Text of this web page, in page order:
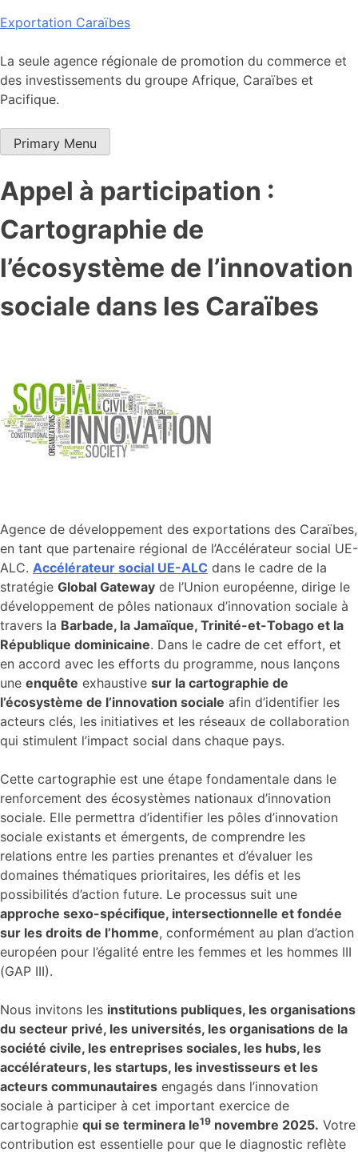
Skip
content
Exportation Caraïbes
La seule agence régionale de promotion du commerce et
des investissements du groupe Afrique, Caraïbes et
Pacifique.
Primary Menu
Appel à participation :
Cartographie de
l’écosystème de l’innovation
sociale dans les Caraïbes
Agence de développement des exportations des Caraïbes,
en tant que partenaire régional de l’Accélérateur social UE-
ALC. Accélérateur social UE-ALC dans le cadre de la
stratégie Global Gateway de l’Union européenne, dirige le
développement de pôles nationaux d’innovation sociale à
travers la Barbade, la Jamaïque, Trinité-et-Tobago et la
République dominicaine. Dans le cadre de cet effort, et
en accord avec les efforts du programme, nous lançons
une enquête exhaustive sur la cartographie de
l’écosystème de l’innovation sociale afin d’identifier les
acteurs clés, les initiatives et les réseaux de collaboration
qui stimulent l’impact social dans chaque pays.
Cette cartographie est une étape fondamentale dans le
renforcement des écosystèmes nationaux d’innovation
sociale. Elle permettra d’identifier les pôles d’innovation
sociale existants et émergents, de comprendre les
relations entre les parties prenantes et d’évaluer les
domaines thématiques prioritaires, les défis et les
possibilités d’action future. Le processus suit une
approche sexo-spécifique, intersectionnelle et fondée
sur les droits de l’homme, conformément au plan d’action
européen pour l’égalité entre les femmes et les hommes III
(GAP III).
Nous invitons les institutions publiques, les organisations
du secteur privé, les universités, les organisations de la
société civile, les entreprises sociales, les hubs, les
accélérateurs, les startups, les investisseurs et les
acteurs communautaires engagés dans l’innovation
sociale à participer à cet important exercice de
cartographie qui se terminera le19 novembre 2025. Votre
contribution est essentielle pour que le diagnostic reflète